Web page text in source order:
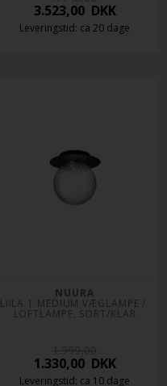
3.523,00DKK
Leveringstid: ca 20 dage
NUURA
LIILA 1 MEDIUM VÆGLAMPE /
LOFTLAMPE, SORT/KLAR
1.330,00DKK
Leveringstid: ca 10 dage